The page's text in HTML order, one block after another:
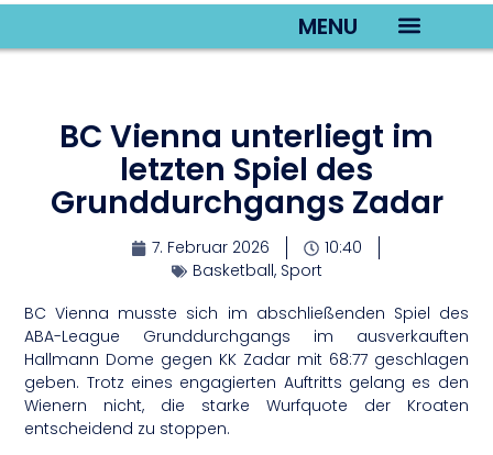
MENU
BC Vienna unterliegt im
letzten Spiel des
Grunddurchgangs Zadar
7. Februar 2026
10:40
Basketball, Sport
BC Vienna musste sich im abschließenden Spiel des
ABA-League Grunddurchgangs im ausverkauften
Hallmann Dome gegen KK Zadar mit 68:77 geschlagen
geben. Trotz eines engagierten Auftritts gelang es den
Wienern nicht, die starke Wurfquote der Kroaten
entscheidend zu stoppen.